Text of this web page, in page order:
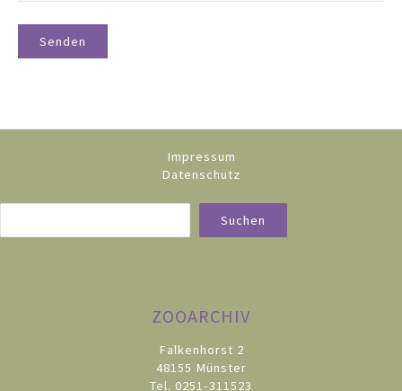
Impressum
Datenschutz
Suchen
ZOOARCHIV
Falkenhorst 2
48155 Münster
Tel. 0251-311523